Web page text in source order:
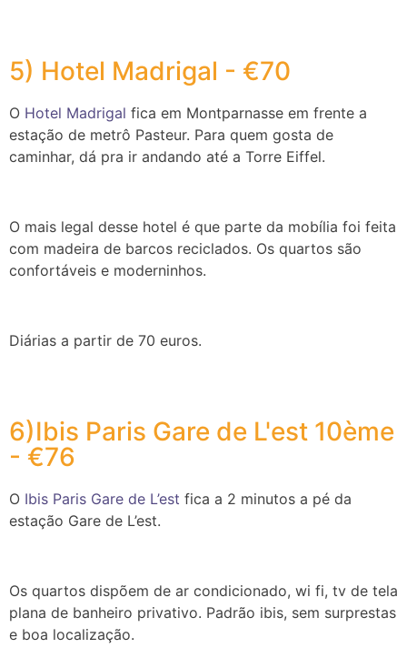
5) Hotel Madrigal - €70
O Hotel Madrigal fica em Montparnasse em frente a
estação de metrô Pasteur. Para quem gosta de
caminhar, dá pra ir andando até a Torre Eiffel.
O mais legal desse hotel é que parte da mobília foi feita
com madeira de barcos reciclados. Os quartos são
confortáveis e moderninhos.
Diárias a partir de 70 euros.
6)Ibis Paris Gare de L'est 10ème
- €76
O Ibis Paris Gare de L’est fica a 2 minutos a pé da
estação Gare de L’est.
Os quartos dispõem de ar condicionado, wi fi, tv de tela
plana de banheiro privativo. Padrão ibis, sem surprestas
e boa localização.